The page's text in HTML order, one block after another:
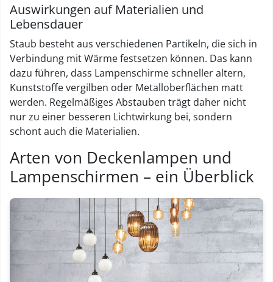
Auswirkungen auf Materialien und
Lebensdauer
Staub besteht aus verschiedenen Partikeln, die sich in
Verbindung mit Wärme festsetzen können. Das kann
dazu führen, dass Lampenschirme schneller altern,
Kunststoffe vergilben oder Metalloberflächen matt
werden. Regelmäßiges Abstauben trägt daher nicht
nur zu einer besseren Lichtwirkung bei, sondern
schont auch die Materialien.
Arten von Deckenlampen und
Lampenschirmen – ein Überblick